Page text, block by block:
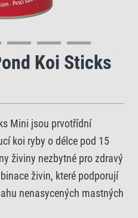
Koi Sticks
Mini jsou prvotřídní
koi ryby o délce pod 15
živiny nezbytné pro zdravý
živin, které podporují
nenasycených mastných